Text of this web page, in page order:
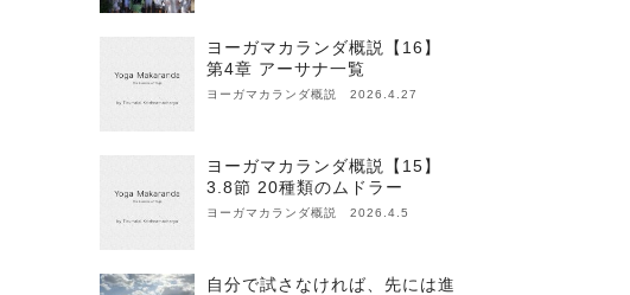
ヨーガマカランダ概説【16】
第4章 アーサナ一覧
ヨーガマカランダ概説 2026.4.27
ヨーガマカランダ概説【15】
3.8節 20種類のムドラー
ヨーガマカランダ概説 2026.4.5
自分で試さなければ、先には進